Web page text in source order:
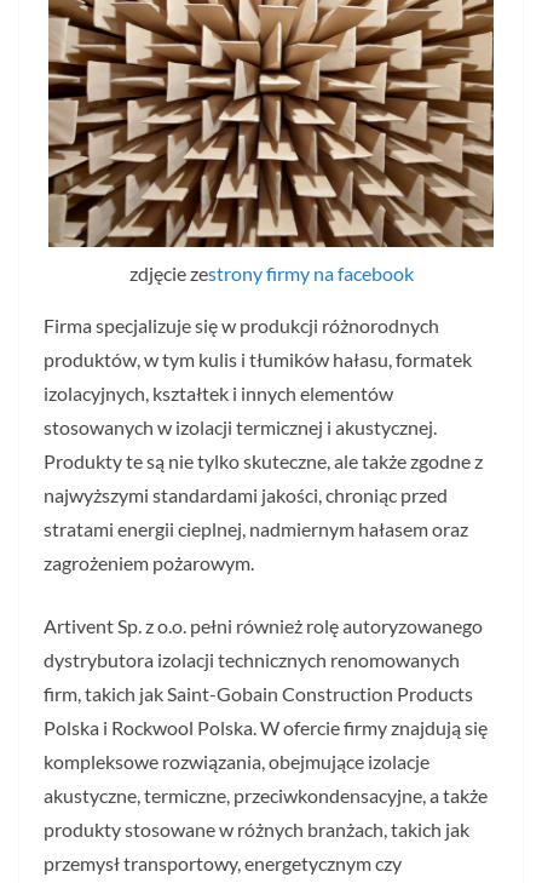
zdjęcie zestrony firmy na facebook
Firma specjalizuje się w produkcji różnorodnych
produktów, w tym kulis i tłumików hałasu, formatek
izolacyjnych, kształtek i innych elementów
stosowanych w izolacji termicznej i akustycznej.
Produkty te są nie tylko skuteczne, ale także zgodne z
najwyższymi standardami jakości, chroniąc przed
stratami energii cieplnej, nadmiernym hałasem oraz
zagrożeniem pożarowym.
Artivent Sp. z o.o. pełni również rolę autoryzowanego
dystrybutora izolacji technicznych renomowanych
firm, takich jak Saint-Gobain Construction Products
Polska i Rockwool Polska. W ofercie firmy znajdują się
kompleksowe rozwiązania, obejmujące izolacje
akustyczne, termiczne, przeciwkondensacyjne, a także
produkty stosowane w różnych branżach, takich jak
przemysł transportowy, energetycznym czy